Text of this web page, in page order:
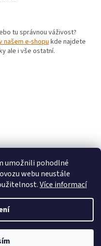
umožnili pohodlné
webu neustále
Více informací
tu správnou váživost?
našem e-shopukde najdete
ale i vše ostatní.
. Všechna práva